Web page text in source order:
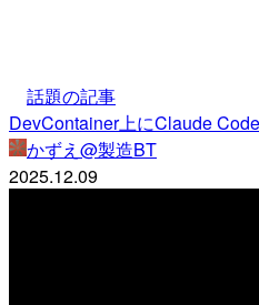
話題の記事
DevContainer上にClaude
かずえ@製造BT
2025.12.09